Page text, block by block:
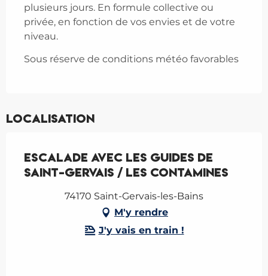
plusieurs jours. En formule collective ou
privée, en fonction de vos envies et de votre
niveau.
Sous réserve de conditions météo favorables
Localisation
Escalade avec les Guides de
Saint-Gervais / Les Contamines
74170 Saint-Gervais-les-Bains
M'y rendre
J'y vais en train !